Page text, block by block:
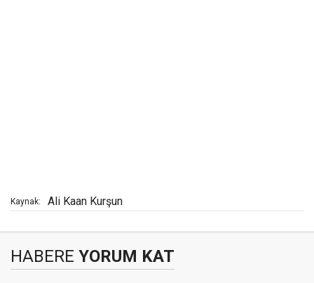
Kaynak: Ali Kaan Kurşun
HABERE YORUM KAT